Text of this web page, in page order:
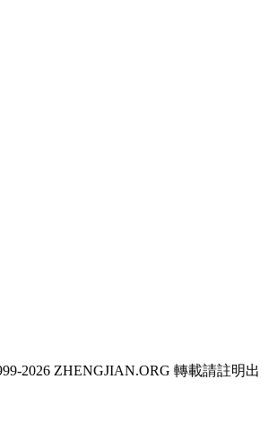
2026 ZHENGJIAN.ORG 轉載請註明出